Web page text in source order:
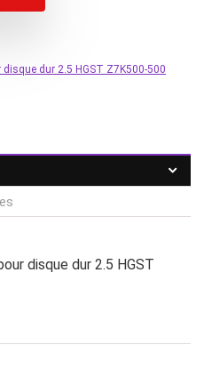
dur 2.5 HGST Z7K500-500
disque dur 2.5 HGST